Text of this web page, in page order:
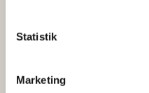
Statistik
Marketing
østkyst syd for